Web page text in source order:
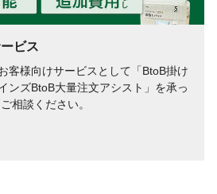
ビス
客様向けサービスとして「BtoB掛け
ンズBtoB大量注文アシスト」を承っ
相談ください。